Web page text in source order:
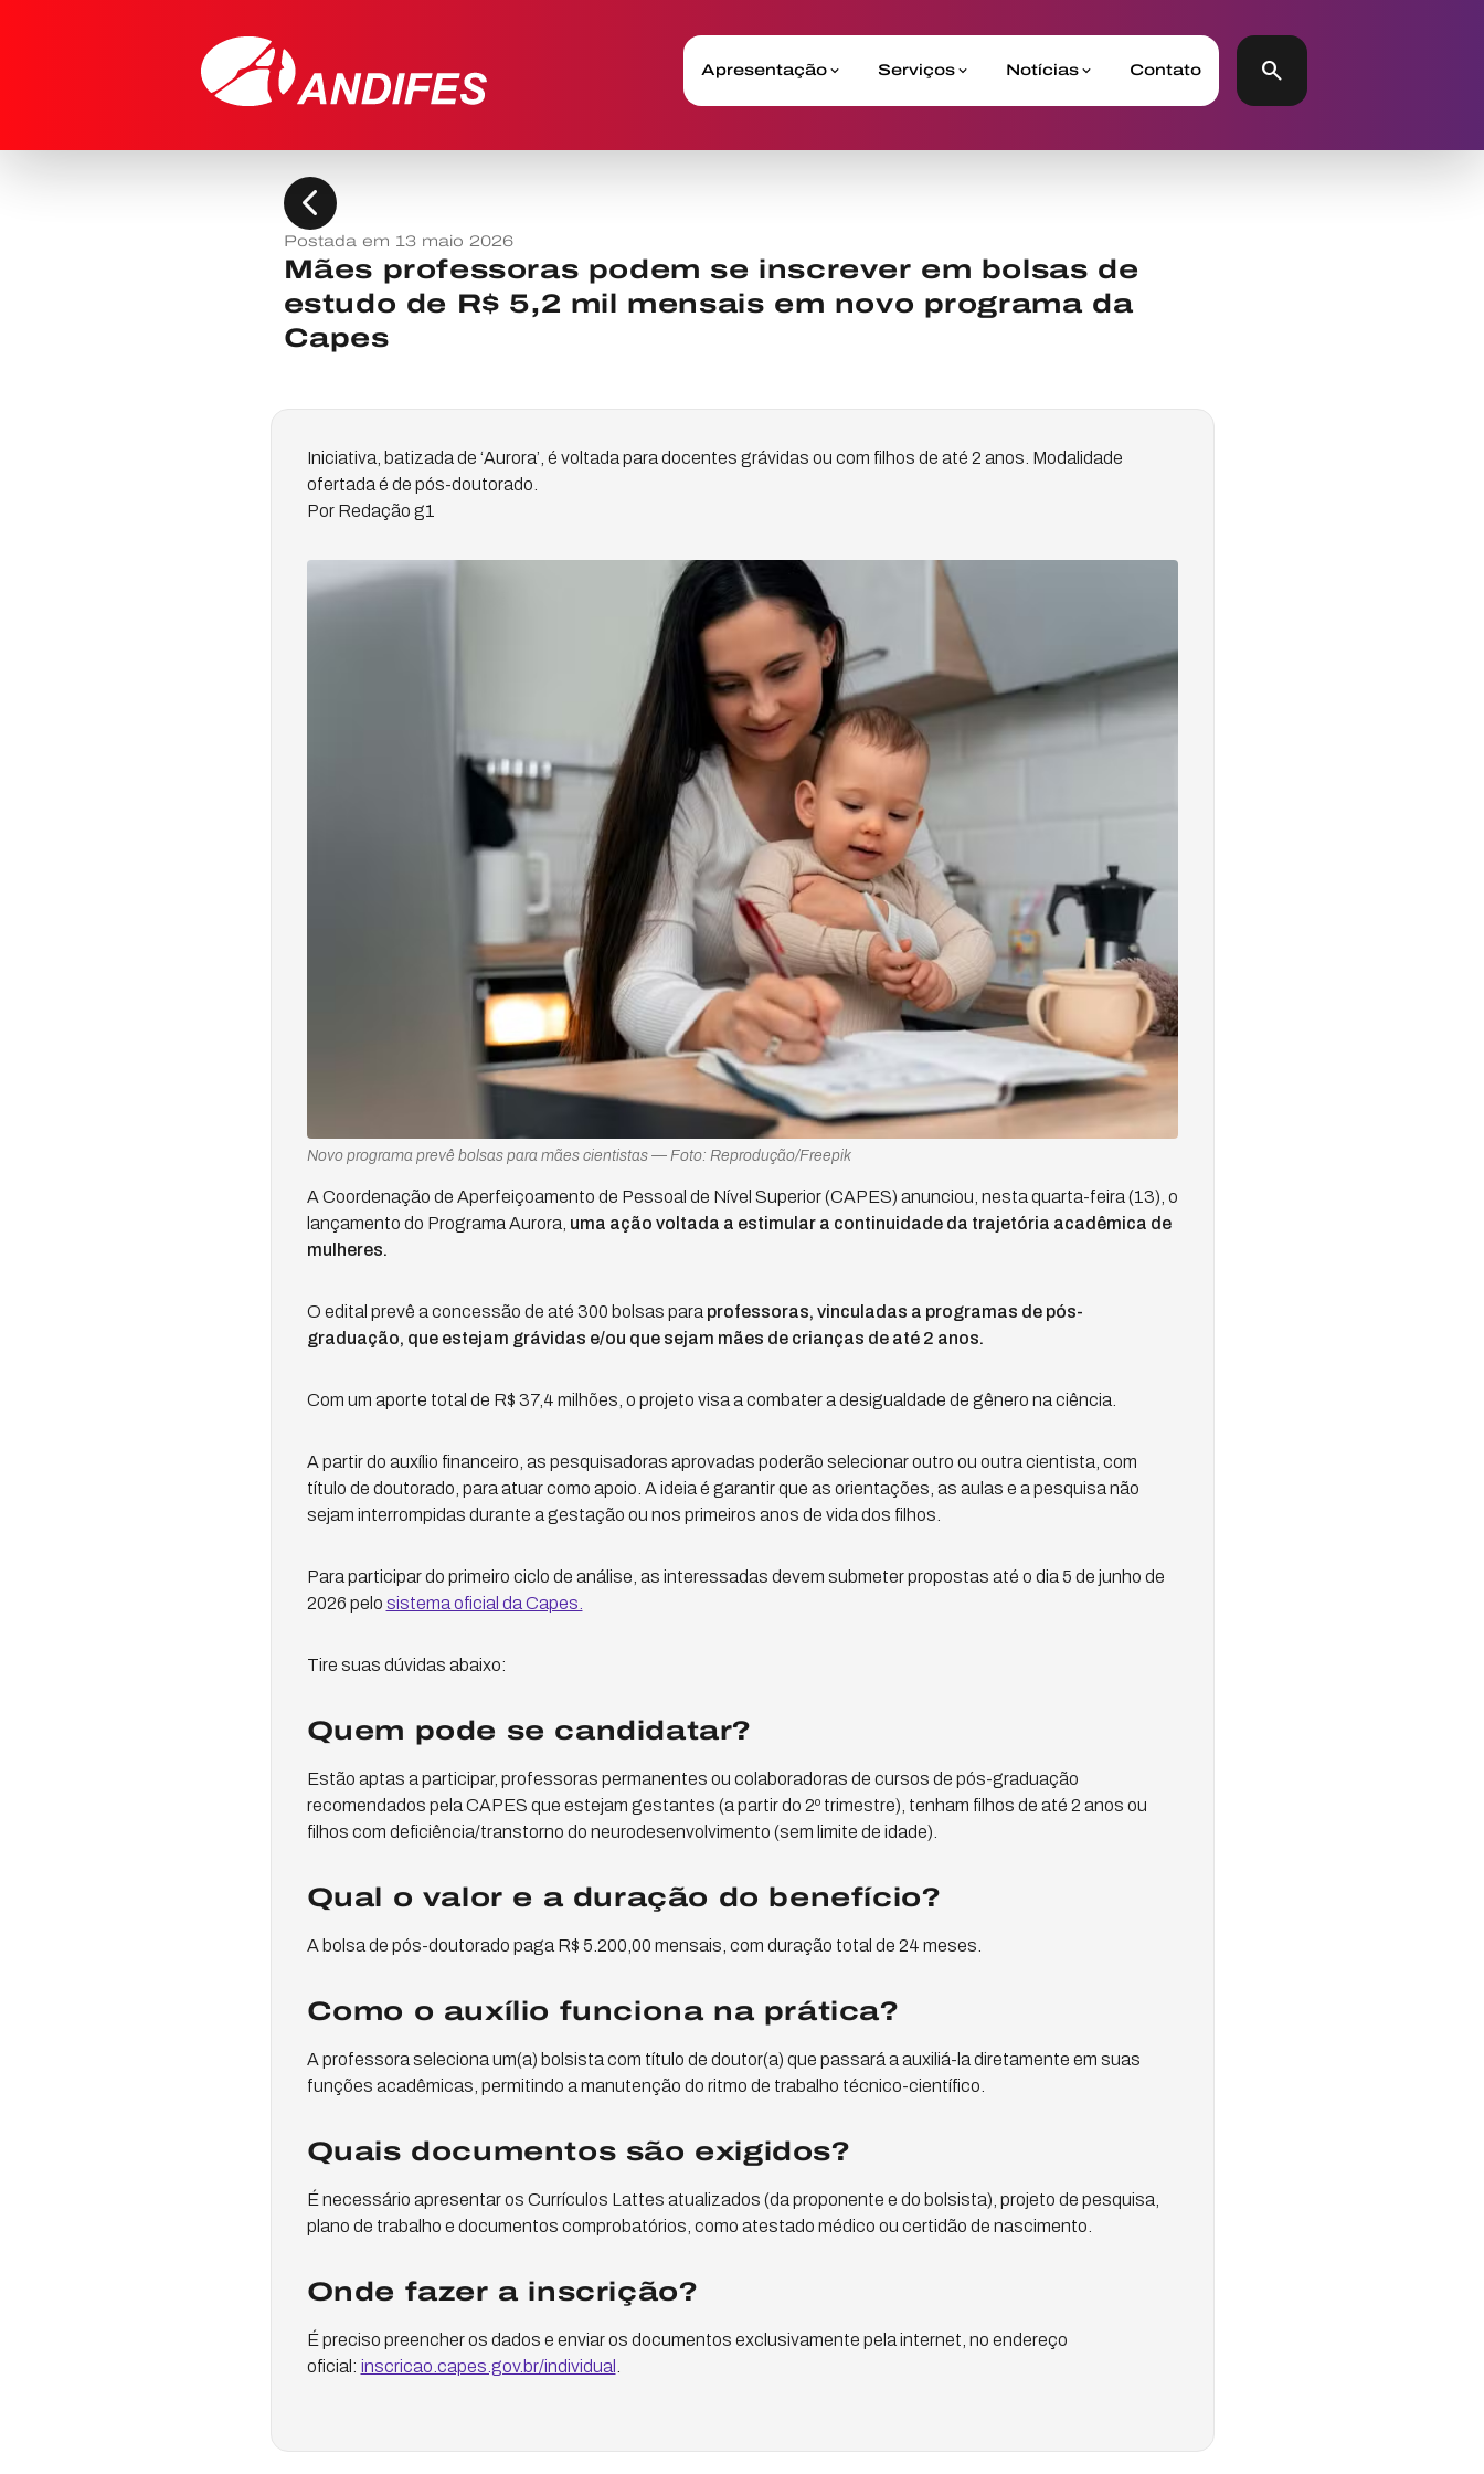
Apresentação Serviços Notícias Contato search
chevron_left
Postada em 13 maio 2026
Mães professoras podem se inscrever em bolsas de
estudo de R$ 5,2 mil mensais em novo programa da
Capes
Iniciativa, batizada de ‘Aurora’, é voltada para docentes grávidas ou com filhos de até 2 anos. Modalidade
ofertada é de pós-doutorado.
Por Redação g1
Novo programa prevê bolsas para mães cientistas — Foto: Reprodução/Freepik
A Coordenação de Aperfeiçoamento de Pessoal de Nível Superior (CAPES) anunciou, nesta quarta-feira (13), o
lançamento do Programa Aurora, uma ação voltada a estimular a continuidade da trajetória acadêmica de
mulheres.
O edital prevê a concessão de até 300 bolsas para professoras, vinculadas a programas de pós-
graduação, que estejam grávidas e/ou que sejam mães de crianças de até 2 anos.
Com um aporte total de R$ 37,4 milhões, o projeto visa a combater a desigualdade de gênero na ciência.
A partir do auxílio financeiro, as pesquisadoras aprovadas poderão selecionar outro ou outra cientista, com
título de doutorado, para atuar como apoio. A ideia é garantir que as orientações, as aulas e a pesquisa não
sejam interrompidas durante a gestação ou nos primeiros anos de vida dos filhos.
Para participar do primeiro ciclo de análise, as interessadas devem submeter propostas até o dia 5 de junho de
2026 pelo sistema oficial da Capes.
Tire suas dúvidas abaixo:
Quem pode se candidatar?
Estão aptas a participar, professoras permanentes ou colaboradoras de cursos de pós-graduação
recomendados pela CAPES que estejam gestantes (a partir do 2º trimestre), tenham filhos de até 2 anos ou
filhos com deficiência/transtorno do neurodesenvolvimento (sem limite de idade).
Qual o valor e a duração do benefício?
A bolsa de pós-doutorado paga R$ 5.200,00 mensais, com duração total de 24 meses.
Como o auxílio funciona na prática?
A professora seleciona um(a) bolsista com título de doutor(a) que passará a auxiliá-la diretamente em suas
funções acadêmicas, permitindo a manutenção do ritmo de trabalho técnico-científico.
Quais documentos são exigidos?
É necessário apresentar os Currículos Lattes atualizados (da proponente e do bolsista), projeto de pesquisa,
plano de trabalho e documentos comprobatórios, como atestado médico ou certidão de nascimento.
Onde fazer a inscrição?
É preciso preencher os dados e enviar os documentos exclusivamente pela internet, no endereço
oficial: inscricao.capes.gov.br/individual